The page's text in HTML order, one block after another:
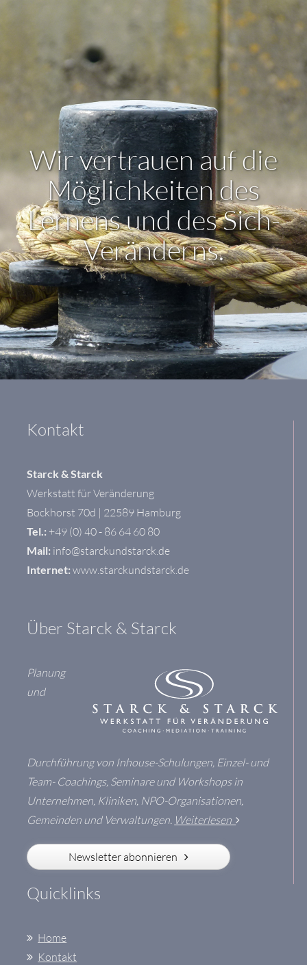
Wir vertrauen auf die
Möglichkeiten des
Lernens und des Sich-
Veränderns.
Kontakt
Starck & Starck
Werkstatt für Veränderung
Bockhorst 70d | 22589 Hamburg
Tel.: +49 (0)40 - 86 64 60 80
Mail: info@starckundstarck.de
Internet: www.starckundstarck.de
Über Starck & Starck
Planung
und
Durchführung von Inhouse-Schulungen, Einzel- und
Team- Coachings, Seminare und Workshops in
Unternehmen, Kliniken, NPO-Organisationen,
Gemeinden und Verwaltungen. Weiterlesen
Newsletter abonnieren
Quick­links
Home
Kontakt